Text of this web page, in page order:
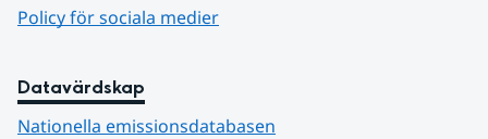
Policy för sociala medier
Datavärdskap
Nationella emissionsdatabasen